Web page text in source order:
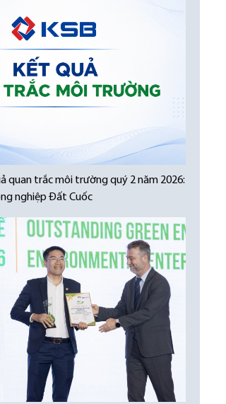
quan trắc môi trường quý 2 năm 2026:
nghiệp Đất Cuốc